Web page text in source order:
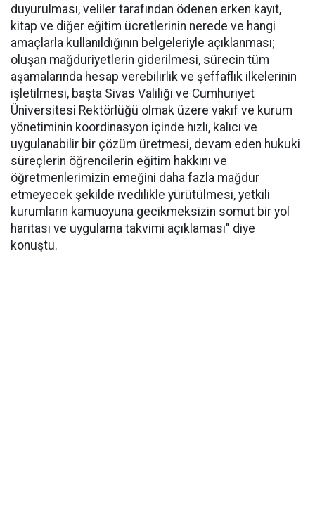
duyurulması, veliler tarafından ödenen erken kayıt,
kitap ve diğer eğitim ücretlerinin nerede ve hangi
amaçlarla kullanıldığının belgeleriyle açıklanması;
oluşan mağduriyetlerin giderilmesi, sürecin tüm
aşamalarında hesap verebilirlik ve şeffaflık ilkelerinin
işletilmesi, başta Sivas Valiliği ve Cumhuriyet
Üniversitesi Rektörlüğü olmak üzere vakıf ve kurum
yönetiminin koordinasyon içinde hızlı, kalıcı ve
uygulanabilir bir çözüm üretmesi, devam eden hukuki
süreçlerin öğrencilerin eğitim hakkını ve
öğretmenlerimizin emeğini daha fazla mağdur
etmeyecek şekilde ivedilikle yürütülmesi, yetkili
kurumların kamuoyuna gecikmeksizin somut bir yol
haritası ve uygulama takvimi açıklaması" diye
konuştu.